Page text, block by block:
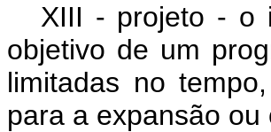
XIII - projeto - o
objetivo de um
limitadas no
para a expansão